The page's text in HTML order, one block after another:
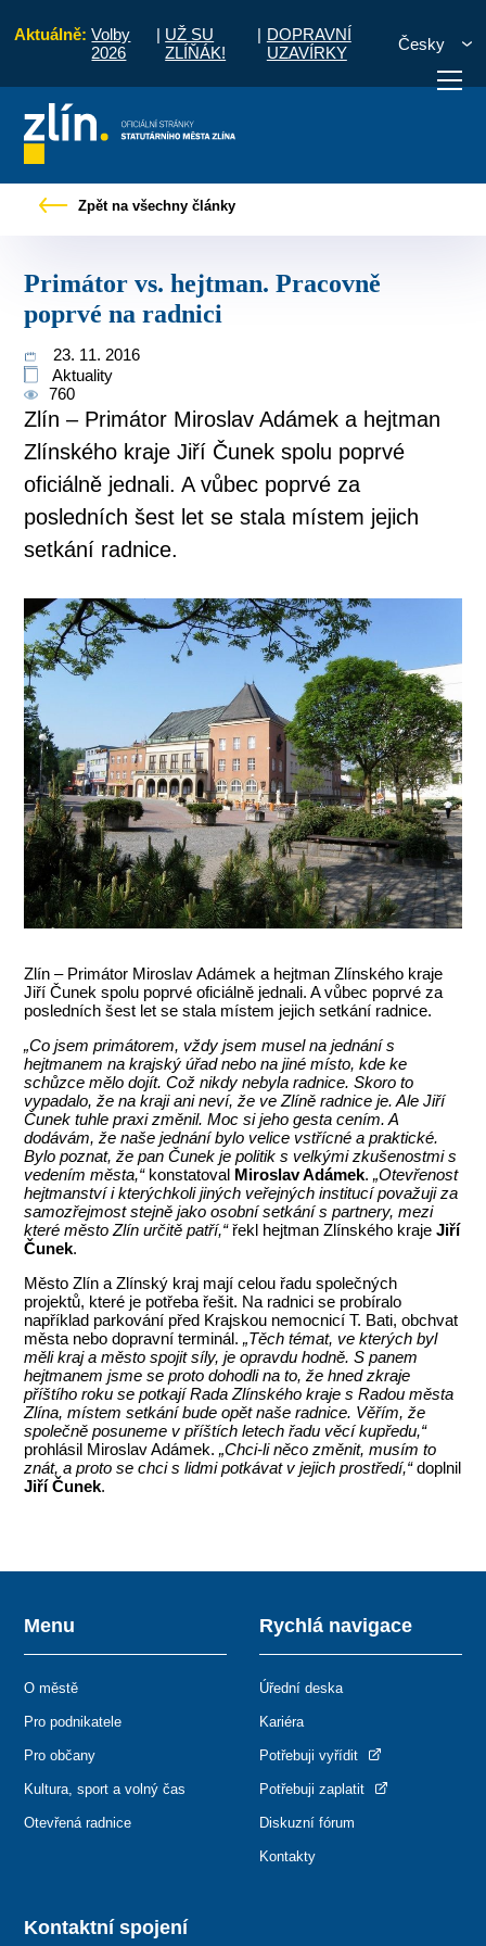
Aktuálně: Volby
2026
| UŽ SU
ZLÍŇÁK!
| DOPRAVNÍ
UZAVÍRKY
Česky
vyřídit Potřebuji zaplatit
Zpět na všechny články
Primátor vs. hejtman. Pracovně
poprvé na radnici
23. 11. 2016
Aktuality
760
Zlín – Primátor Miroslav Adámek a hejtman
Zlínského kraje Jiří Čunek spolu poprvé
oficiálně jednali. A vůbec poprvé za
posledních šest let se stala místem jejich
setkání radnice.
Zlín – Primátor Miroslav Adámek a hejtman Zlínského kraje
Jiří Čunek spolu poprvé oficiálně jednali. A vůbec poprvé za
posledních šest let se stala místem jejich setkání radnice.
„Co jsem primátorem, vždy jsem musel na jednání s
hejtmanem na krajský úřad nebo na jiné místo, kde ke
schůzce mělo dojít. Což nikdy nebyla radnice. Skoro to
vypadalo, že na kraji ani neví, že ve Zlíně radnice je. Ale Jiří
Čunek tuhle praxi změnil. Moc si jeho gesta cením. A
dodávám, že naše jednání bylo velice vstřícné a praktické.
Bylo poznat, že pan Čunek je politik s velkými zkušenostmi s
vedením města,“konstatoval Miroslav Adámek.„Otevřenost
hejtmanství i kterýchkoli jiných veřejných institucí považuji za
samozřejmost stejně jako osobní setkání s partnery, mezi
které město Zlín určitě patří,“řekl hejtman Zlínského krajeJiří
Čunek.
Město Zlín a Zlínský kraj mají celou řadu společných
projektů, které je potřeba řešit. Na radnici se probíralo
například parkování před Krajskou nemocnicí T. Bati, obchvat
města nebo dopravní terminál.„Těch témat, ve kterých byl
měli kraj a město spojit síly, je opravdu hodně. S panem
hejtmanem jsme se proto dohodli na to, že hned zkraje
příštího roku se potkají Rada Zlínského kraje s Radou města
Zlína, místem setkání bude opět naše radnice. Věřím, že
společně posuneme v příštích letech řadu věcí kupředu,“
prohlásil Miroslav Adámek.„Chci-li něco změnit, musím to
znát, a proto se chci s lidmi potkávat v jejich prostředí,“doplnil
Jiří Čunek.
Kontaktní spojení
Menu
O městě
Pro podnikatele
Pro občany
Kultura, sport a volný čas
Otevřená radnice
Rychlá navigace
Úřední deska
Kariéra
Potřebuji vyřídit
Potřebuji zaplatit
Diskuzní fórum
Kontakty